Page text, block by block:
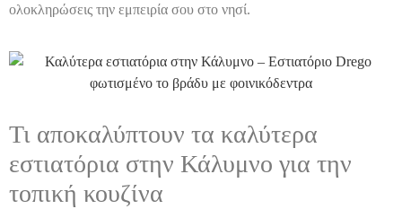
ολοκληρώσεις την εμπειρία σου στο νησί.
Τι αποκαλύπτουν τα καλύτερα
εστιατόρια στην Κάλυμνο για την
τοπική κουζίνα